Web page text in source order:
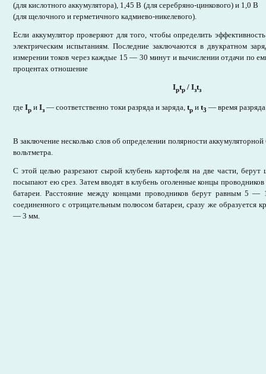
(для кислотного аккумулятора), 1,45 В (для серебряно-цинкового) и 1,0 В
(для щелочного и герметичного кадмиево-никелевого).
Если аккумулятор проверяют для того, чтобы определить
электрическим испытаниям. Последние заключаются в двукратном
измерении токов через каждые 15 — 30 минут и вычислении отдачи по
процентах отношение
Iрtp / Iзtз
где Iр и Iз — соответственно токи разряда и заряда, tр и t3 — время разряда
В заключение несколько слов об определении полярности аккумуляторной
вольтметра.
С этой целью разрезают сырой клубень картофеля на две части, берут
посыпают ею срез. Затем вводят в клубень оголенные концы
батареи. Расстояние между концами проводников берут равным 5 —
соединенного с отрицательным полюсом батареи, сразу же образуется
— 3 мм.